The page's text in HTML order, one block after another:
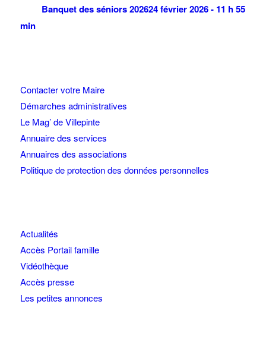
Banquet des séniors 202624 février 2026 - 11 h 55
min
Contacter votre Maire
Démarches administratives
Le Mag’ de Villepinte
Annuaire des services
Annuaires des associations
Politique de protection des données personnelles
Actualités
Accès Portail famille
Vidéothèque
Accès presse
Les petites annonces